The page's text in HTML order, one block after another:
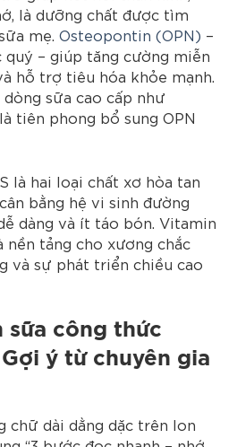
là dưỡng chất được tìm
mẹ. Osteopontin (OPN) –
– giúp tăng cường miễn
hỗ trợ tiêu hóa khỏe mạnh.
sữa cao cấp như
là tiên phong bổ sung OPN
là hai loại chất xơ hòa tan
bằng hệ vi sinh đường
dàng và ít táo bón. Vitamin
nền tảng cho xương chắc
và sự phát triển chiều cao
sữa công thức
ý từ chuyên gia
chữ dài dằng dặc trên lon